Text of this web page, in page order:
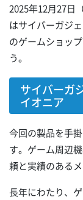
2025年12月27日
はサイバーガジ
のゲームショッ
う。
サイバーガ
イオニア
今回の製品を手
す。ゲーム周辺
頼と実績のある
長年にわたり、